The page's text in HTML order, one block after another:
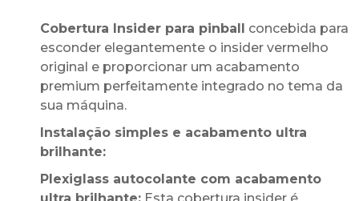
Cobertura Insider para pinball concebida para
esconder elegantemente o insider vermelho
original e proporcionar um acabamento
premium perfeitamente integrado no tema da
sua máquina.
Instalação simples e acabamento ultra
brilhante:
Plexiglass autocolante com acabamento